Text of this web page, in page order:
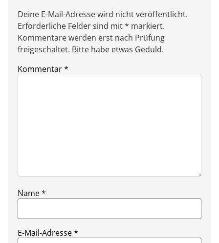
Deine E-Mail-Adresse wird nicht veröffentlicht.
Erforderliche Felder sind mit * markiert.
Kommentare werden erst nach Prüfung
freigeschaltet. Bitte habe etwas Geduld.
Kommentar*
Name*
E-Mail-Adresse*